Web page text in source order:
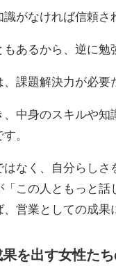
がなければ信頼さ
あるから、逆に勉
課題解決力が必要
中身のスキルや
。
なく、自分らし
この人ともっと
営業としての成果
を出す女性た